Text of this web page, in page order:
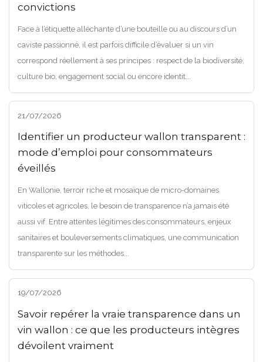
convictions
Face à l’étiquette alléchante d’une bouteille ou au discours d’un
caviste passionné, il est parfois difficile d’évaluer si un vin
correspond réellement à ses principes : respect de la biodiversité,
culture bio, engagement social ou encore identit...
21/07/2026
Identifier un producteur wallon transparent :
mode d’emploi pour consommateurs
éveillés
En Wallonie, terroir riche et mosaïque de micro-domaines
viticoles et agricoles, le besoin de transparence n’a jamais été
aussi vif. Entre attentes légitimes des consommateurs, enjeux
sanitaires et bouleversements climatiques, une communication
transparente sur les méthodes...
19/07/2026
Savoir repérer la vraie transparence dans un
vin wallon : ce que les producteurs intègres
dévoilent vraiment